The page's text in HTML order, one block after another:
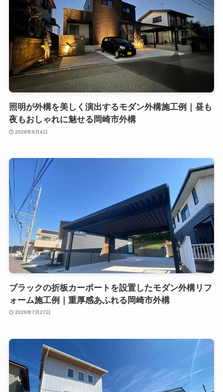
照明が外構を美しく演出するモダン外構施工例｜昼も
夜もおしゃれに魅せる岡崎市外構
2026年8月4日
ブラックの折板カーポートを設置したモダン外構リフ
ォーム施工例｜重厚感あふれる岡崎市外構
2026年7月27日